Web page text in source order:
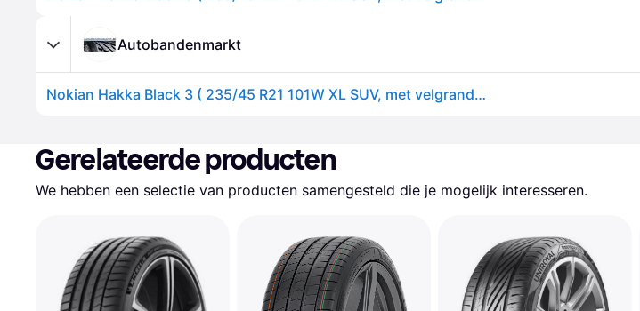
Autobandenmarkt
Nokian Hakka Black 3 ( 235/45 R21 101W XL SUV, met velgrandbescherming (MFS) )
Gerelateerde producten
We hebben een selectie van producten samengesteld die je mogelijk interesseren.